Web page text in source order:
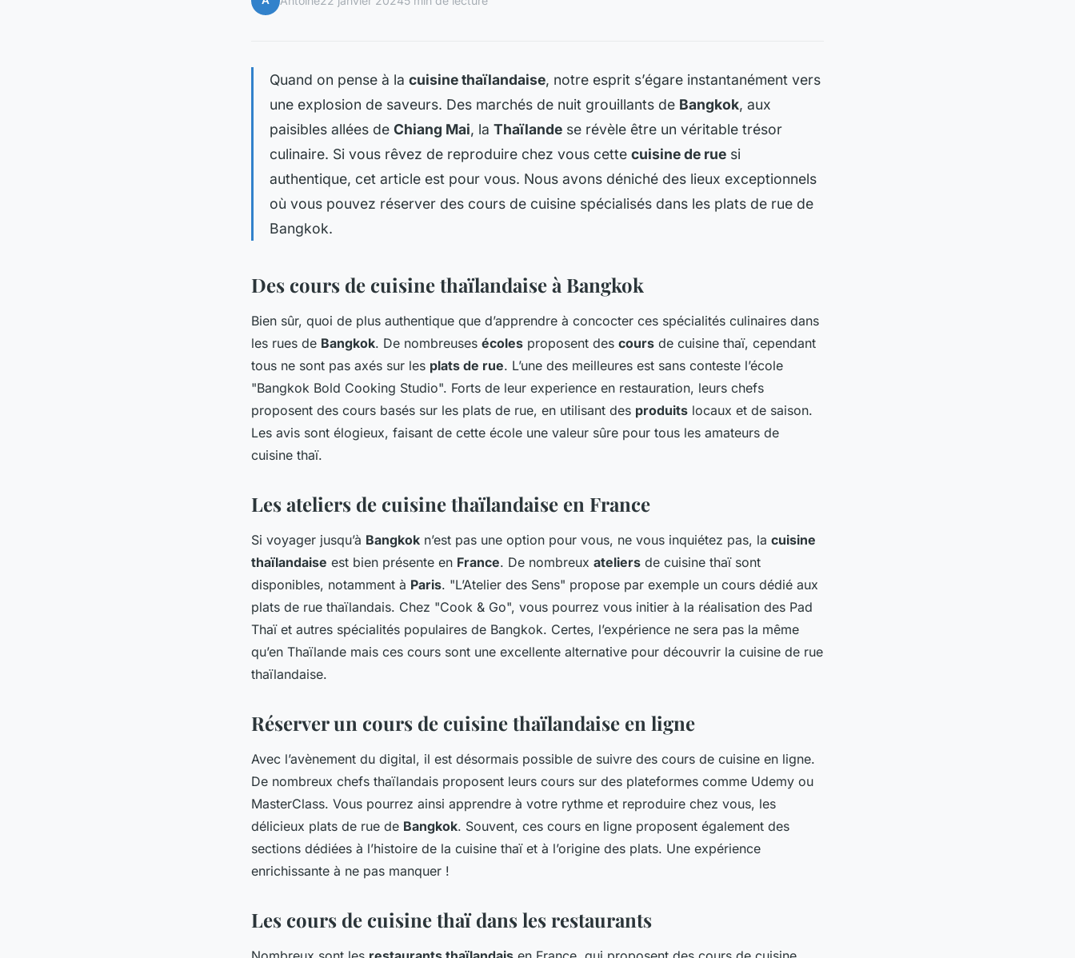
Quand on pense à la cuisine thaïlandaise, notre esprit s’égare instantanément vers
une explosion de saveurs. Des marchés de nuit grouillants de Bangkok, aux
paisibles allées de Chiang Mai, la Thaïlande se révèle être un véritable trésor
culinaire. Si vous rêvez de reproduire chez vous cette cuisine de rue si
authentique, cet article est pour vous. Nous avons déniché des lieux exceptionnels
où vous pouvez réserver des cours de cuisine spécialisés dans les plats de rue de
Bangkok.
Des cours de cuisine thaïlandaise à Bangkok
Bien sûr, quoi de plus authentique que d’apprendre à concocter ces spécialités culinaires dans
les rues de Bangkok. De nombreuses écoles proposent des cours de cuisine thaï, cependant
tous ne sont pas axés sur les plats de rue. L’une des meilleures est sans conteste l’école
"Bangkok Bold Cooking Studio". Forts de leur experience en restauration, leurs chefs
proposent des cours basés sur les plats de rue, en utilisant des produits locaux et de saison.
Les avis sont élogieux, faisant de cette école une valeur sûre pour tous les amateurs de
cuisine thaï.
Les ateliers de cuisine thaïlandaise en France
Si voyager jusqu’à Bangkok n’est pas une option pour vous, ne vous inquiétez pas, la cuisine
thaïlandaise est bien présente en France. De nombreux ateliers de cuisine thaï sont
disponibles, notamment à Paris. "L’Atelier des Sens" propose par exemple un cours dédié aux
plats de rue thaïlandais. Chez "Cook & Go", vous pourrez vous initier à la réalisation des Pad
Thaï et autres spécialités populaires de Bangkok. Certes, l’expérience ne sera pas la même
qu’en Thaïlande mais ces cours sont une excellente alternative pour découvrir la cuisine de rue
thaïlandaise.
Réserver un cours de cuisine thaïlandaise en ligne
Avec l’avènement du digital, il est désormais possible de suivre des cours de cuisine en ligne.
De nombreux chefs thaïlandais proposent leurs cours sur des plateformes comme Udemy ou
MasterClass. Vous pourrez ainsi apprendre à votre rythme et reproduire chez vous, les
délicieux plats de rue de Bangkok. Souvent, ces cours en ligne proposent également des
sections dédiées à l’histoire de la cuisine thaï et à l’origine des plats. Une expérience
enrichissante à ne pas manquer !
Les cours de cuisine thaï dans les restaurants